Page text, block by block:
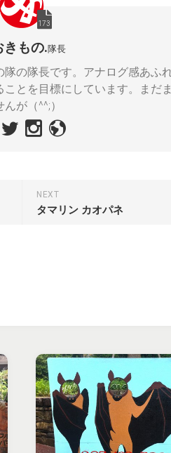
173
きもの.隊長
の隊長です。アナログ感あふ
とを目標にしています。まだ
んが（^^;）
NEXT
タマリン カオパネ